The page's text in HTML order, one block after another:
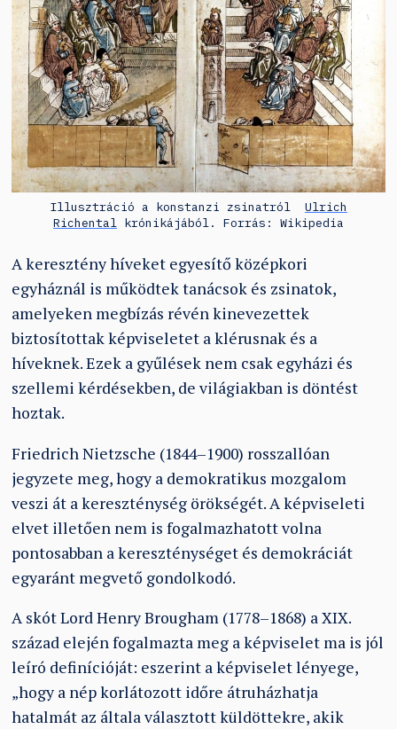
Illusztráció a konstanzi zsinatról Ulrich
Richental krónikájából. Forrás: Wikipedia
A keresztény híveket egyesítő középkori
egyháznál is működtek tanácsok és zsinatok,
amelyeken megbízás révén kinevezettek
biztosítottak képviseletet a klérusnak és a
híveknek. Ezek a gyűlések nem csak egyházi és
szellemi kérdésekben, de világiakban is döntést
hoztak.
Friedrich Nietzsche (1844–1900) rosszallóan
jegyzete meg, hogy a demokratikus mozgalom
veszi át a kereszténység örökségét. A képviseleti
elvet illetően nem is fogalmazhatott volna
pontosabban a kereszténységet és demokráciát
egyaránt megvető gondolkodó.
A skót Lord Henry Brougham (1778–1868) a XIX.
század elején fogalmazta meg a képviselet ma is jól
leíró definícióját: eszerint a képviselet lényege,
„hogy a nép korlátozott időre átruházhatja
hatalmát az általa választott küldöttekre, akik